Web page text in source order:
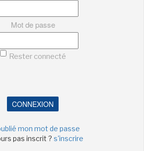
Mot de passe
Rester connecté
CONNEXION
mon mot de passe
pas inscrit ? s'inscrire